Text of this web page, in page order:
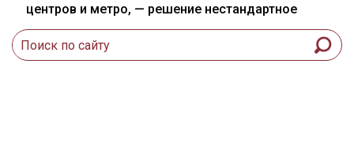
центров и метро, — решение нестандартное